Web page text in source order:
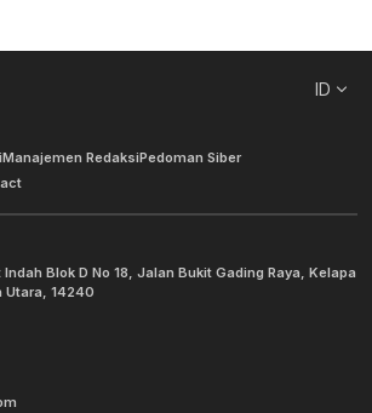
ID
Manajemen RedaksiPedoman Siber
Blok D No 18, Jalan Bukit Gading Raya, Kelapa
Utara, 14240